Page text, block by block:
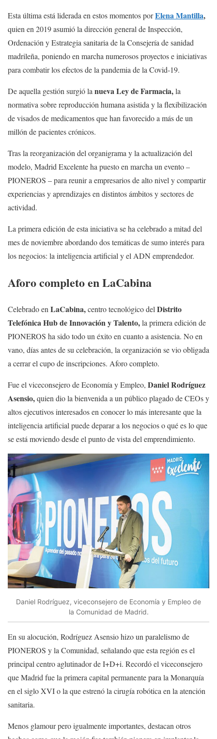
Esta última está liderada en estos momentos porElena Mantilla,
quien en 2019 asumió la dirección general de Inspección,
Ordenación y Estrategia sanitaria de la Consejería de sanidad
madrileña, poniendo en marcha numerosos proyectos e iniciativas
para combatir los efectos de la pandemia de la Covid-19.
De aquella gestión surgió lanueva Ley de Farmacia,la
normativa sobre reproducción humana asistida y la flexibilización
de visados de medicamentos que han favorecido a más de un
millón de pacientes crónicos.
Tras la reorganización del organigrama y la actualización del
modelo, Madrid Excelente ha puesto en marcha un evento –
PIONEROS – para reunir a empresarios de alto nivel y compartir
experiencias y aprendizajes en distintos ámbitos y sectores de
actividad.
La primera edición de esta iniciativa se ha celebrado a mitad del
mes de noviembre abordando dos temáticas de sumo interés para
los negocios: la inteligencia artificial y el ADN emprendedor.
Aforo completo en LaCabina
Celebrado enLaCabina,centro tecnológico delDistrito
Telefónica Hub de Innovación y Talento,la primera edición de
PIONEROS ha sido todo un éxito en cuanto a asistencia. No en
vano, días antes de su celebración, la organización se vio obligada
a cerrar el cupo de inscripciones. Aforo completo.
Fue el viceconsejero de Economía y Empleo, Daniel Rodríguez
Asensio,quien dio la bienvenida a un público plagado de CEOs y
altos ejecutivos interesados en conocer lo más interesante que la
inteligencia artificial puede deparar a los negocios o qué es lo que
se está moviendo desde el punto de vista del emprendimiento.
Daniel Rodríguez, viceconsejero de Economía y Empleo de
la Comunidad de Madrid.
En su alocución, Rodríguez Asensio hizo un paralelismo de
PIONEROS y la Comunidad, señalando que esta región es el
principal centro aglutinador de I+D+i. Recordó el viceconsejero
que Madrid fue la primera capital permanente para la Monarquía
en el siglo XVI o la que estrenó la cirugía robótica en la atención
sanitaria.
Menos glamour pero igualmente importantes, destacan otros